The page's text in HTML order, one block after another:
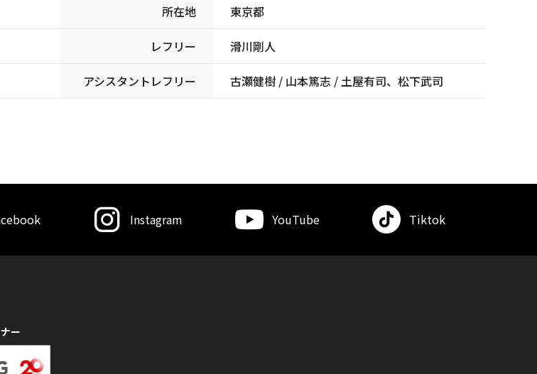
所在地 東京都
レフリー 滑川剛人
アシスタントレフリー 古瀬健樹 / 山本篤志 / 土屋有司、松下武司
Instagram YouTube Tiktok
ー